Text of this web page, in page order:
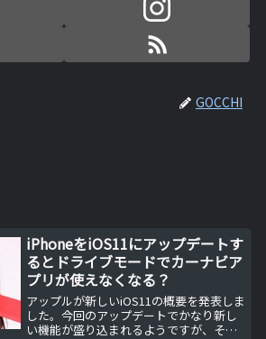
GOCCHI
iPhoneをiOS11にアップデートす
るとドライブモードでカーナビア
プリが使えなくなる？
アップルが新しいiOS11の概要を発表しま
した。今回のアップデートでかなり新し
い機能が盛り込まれるようですが、その1